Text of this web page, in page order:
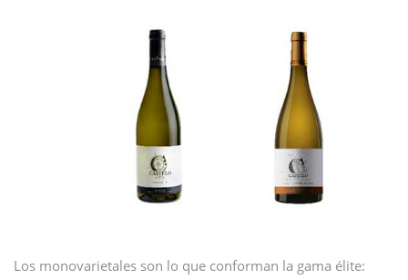
Los monovarietales son lo que conforman la gama élite: